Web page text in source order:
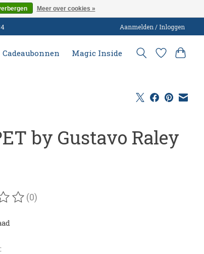
Aanmelden / Inloggen
Cadeaubonnen Magic Inside
by Gustavo Raley
van dit product is
(0)
Meer over cookies »